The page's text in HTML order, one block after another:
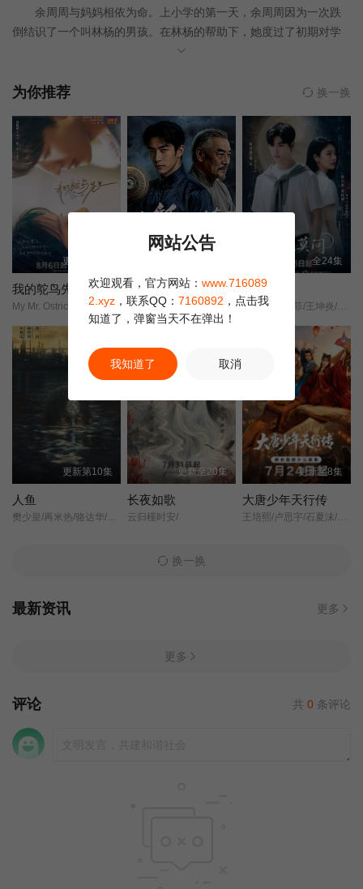
第10集 第11集 第12集
第19集 第20集 第21集
第22集 第23集
第25集 第26集 第27集
第28集 第29集
余周周与妈妈相依为命。上小学的第一天，余周周因为一次跌
倒结识了一个叫林杨的男孩。在林杨的帮助下，她度过了初期对学
校的不适，两人也成为了好朋友。然而因为一些流言，林杨却被父
初中，余周周逃离了林杨和曾经的同学，逐渐放开手脚如鱼得
是悲是喜。因为林杨巧合的一个电话，余周周的命运再次被改变。
林杨的愧疚、急于弥补以及说不清的感情，都让余周周不知如何应
对。而对大哥哥陈桉的关怀，重点高中内部因为保送名额的激烈竞
争、好朋友米乔的去世。余周周一直用一颗阳光善良、积极进取的
心，面对身边的变故，快速成长。高中毕业，曲终人散，青春不
朽。
为你推荐 换一换
更新第06集
我的鸵鸟先生
My Mr. Ostrich/
我以纸人镇百鬼
苏木/苏远山/
全24集
长歌莫问
蔡正杰/杨子菲/王坤炎/刘美辰/李会长/李子雄/孟西/鲍大志/白凯南/斯外戈/
更新第10集
人鱼
更新至20集
长夜如歌
云归槿时安/
更新至8集
大唐少年天行传
王培熙/卢思宇/石夏沫/汪轩宇/
换一换
最新资讯 更多
更多
评论 共 0 条评论
网站公告
欢迎观看，官方网站： www.716089
2.xyz ，联系QQ： 7160892 ，点击我
知道了，弹窗当天不在弹出！
我知道了 取消